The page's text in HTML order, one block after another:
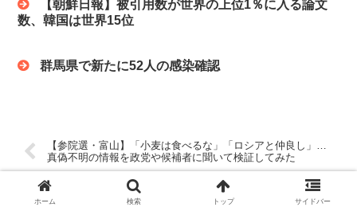
数、韓国は世界15位
群馬県で新たに52人の感染確認
【参院選・富山】「小麦は食べるな」「ロシアと仲良し」…
真偽不明の情報を政党や候補者に聞いて検証してみた
韓国「石破政権は、韓国に安心感を与える政権だ。歴史問題
でも非常に謙虚な姿勢を貫いている」
ホーム 検索 トップ サイドバー